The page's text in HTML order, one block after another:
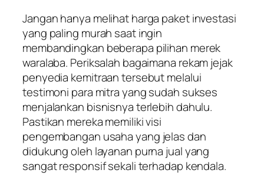
Jangan hanya melihat harga paket investasi
yang paling murah saat ingin
membandingkan beberapa pilihan merek
waralaba. Periksalah bagaimana rekam jejak
penyedia kemitraan tersebut melalui
testimoni para mitra yang sudah sukses
menjalankan bisnisnya terlebih dahulu.
Pastikan mereka memiliki visi
pengembangan usaha yang jelas dan
didukung oleh layanan purna jual yang
sangat responsif sekali terhadap kendala.